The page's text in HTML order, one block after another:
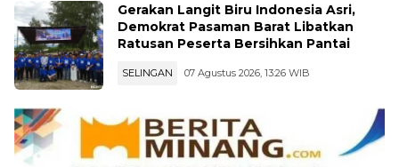
Gerakan Langit Biru Indonesia Asri,
Demokrat Pasaman Barat Libatkan
Ratusan Peserta Bersihkan Pantai
SELINGAN 07 Agustus 2026, 13:26 WIB